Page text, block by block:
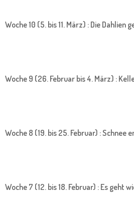
Woche 10 (5. bis 11. März) : Die Dahlien
Woche 9 (26. Februar bis 4. März) :
Woche 8 (19. bis 25. Februar) : Schnee
Woche 7 (12. bis 18. Februar) : Es geht